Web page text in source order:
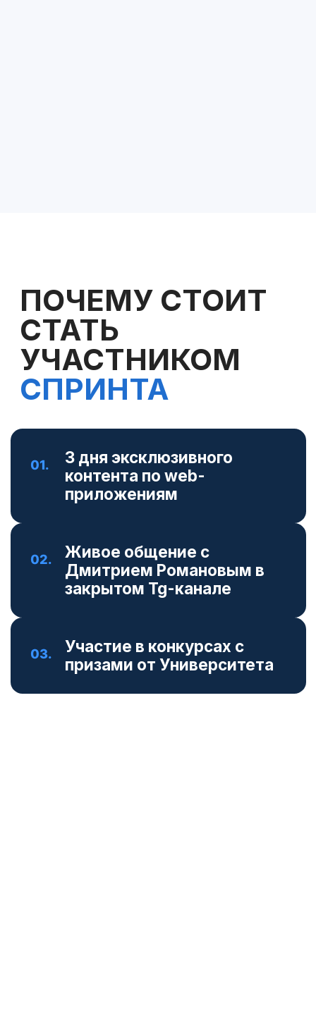
ОТВЕТЬТЕ НА 6 ВОПРОСОВ, ЧТОБЫ
ЗАРЕГИСТРИРОВАТЬСЯИ ВСТУПИТЬ В
ЗАКРЫТЫЙ TG-КАНАЛ
РЕГИСТРИРУЙСЯ
ПРЯМО СЕЙЧАС—
БУДЬ В КУРСЕ ВСЕХ
НОВИНОК ИЗ МИРА AI